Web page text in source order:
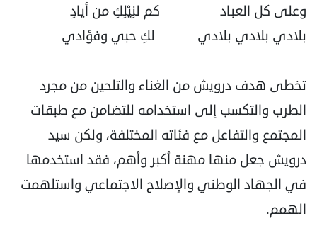
وعلى كل العباد كم لنِيْلِكِ من أيادِ
بلادي بلادي بلادي لكِ حبي وفؤادي
تخطى هدف درويش من الغناء والتلحين من مجرد
الطرب والتكسب إلى استخدامه للتضامن مع طبقات
المجتمع والتفاعل مع فئاته المختلفة، ولكن سيد
درويش جعل منها مهنة أكبر وأهم، فقد استخدمها
في الجهاد الوطني والإصلاح الاجتماعي واستلهمت
الهمم.